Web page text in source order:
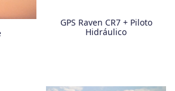
GPS Raven CR7 + Piloto
Hidráulico